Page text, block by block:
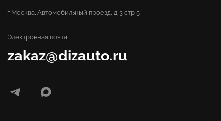
г Москва, Автомобильный проезд, д 3 стр 5
Электронная почта
zakaz@dizauto.ru